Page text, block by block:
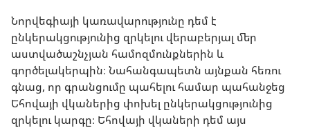
Նորվեգիայի կառավարությունը դեմ է
ընկերակցությունից զրկելու վերաբերյալ մեր
աստվածաշնչյան համոզմունքներին և
գործելակերպին։ Նահանգապետն այնքան հեռու
գնաց, որ գրանցումը պահելու համար պահանջեց
Եհովայի վկաներից փոխել ընկերակցությունից
զրկելու կարգը։ Եհովայի վկաների դեմ այս